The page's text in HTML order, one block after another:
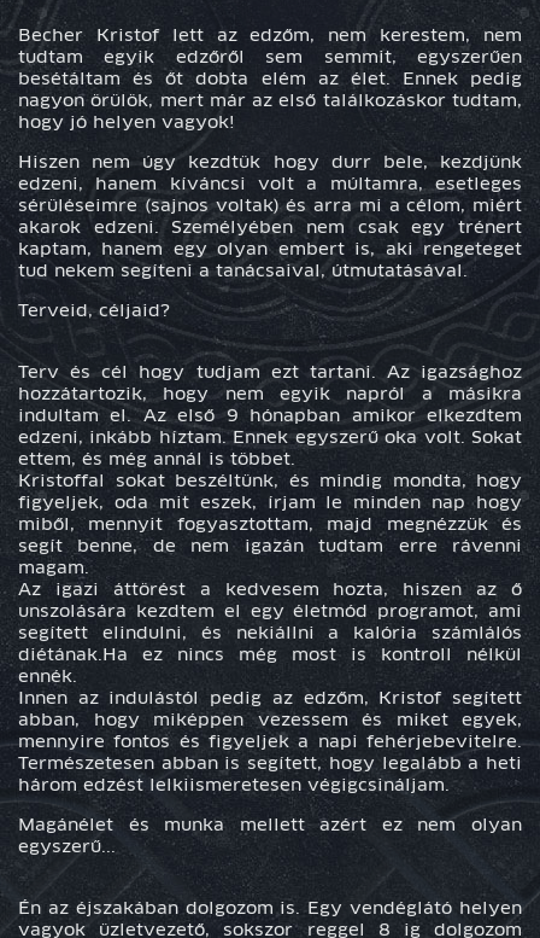
BecherKristof lett az edzőm, nem kerestem, nem
tudtam egyik edzőről sem semmit, egyszerűen
besétáltam és őt dobta elém az élet. Ennek pedig
nagyon örülök, mert már az első találkozáskor tudtam,
hogy jó helyen vagyok!
Hiszen nem úgy kezdtük hogy durr bele, kezdjünk
edzeni, hanem kíváncsi volt a múltamra, esetleges
sérüléseimre (sajnos voltak) és arra mi a célom, miért
akarok edzeni. Személyében nem csak egy trénert
kaptam, hanem egy olyan embert is, aki rengeteget
tud nekem segíteni a tanácsaival, útmutatásával.
Terveid, céljaid?
Terv és cél hogy tudjam ezt tartani. Az igazsághoz
hozzátartozik, hogy nem egyik napról a másikra
indultam el. Az első 9 hónapban amikor elkezdtem
edzeni, inkább híztam. Ennek egyszerű oka volt. Sokat
ettem, és még annál is többet.
Kristoffal sokat beszéltünk, és mindig mondta, hogy
figyeljek, oda mit eszek, írjam le minden nap hogy
miből, mennyit fogyasztottam, majd megnézzük és
segít benne, de nem igazán tudtam erre rávenni
magam.
Az igazi áttörést a kedvesem hozta, hiszen az ő
unszolására kezdtem el egy életmód programot, ami
segített elindulni, és nekiállni a kalória számlálós
diétának.Ha ez nincs még most is kontroll nélkül
ennék.
Innen az indulástól pedig az edzőm, Kristof segített
abban, hogy miképpen vezessem és miket egyek,
mennyire fontos és figyeljek a napi fehérjebevitelre.
Természetesen abban is segített, hogy legalább a heti
három edzést lelkiismeretesen végigcsináljam.
Magánélet és munka mellett azért ez nem olyan
egyszerű...
Én az éjszakában dolgozom is. Egy vendéglátó helyen
vagyok üzletvezető, sokszor reggel 8 ig dolgozom